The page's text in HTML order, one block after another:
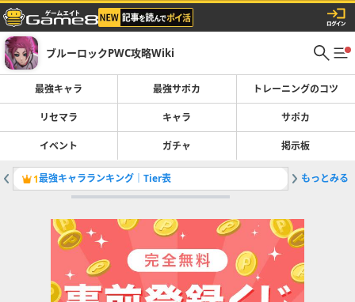
ブルーロックPWC攻略Wiki
最強キャラ 最強サポカ トレーニングのコツ
リセマラ キャラ サポカ
イベント ガチャ 掲示板
1最強キャラランキング｜Tier表 2糸師冴
もっとみる